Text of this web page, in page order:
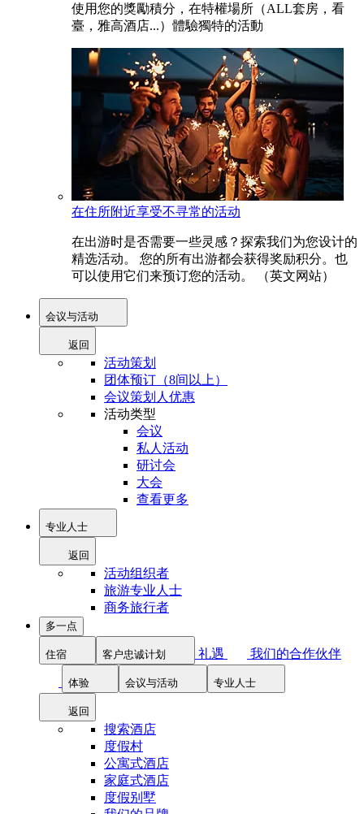
使用您的獎勵積分，在特權場所（ALL套房，看
臺，雅高酒店...）體驗獨特的活動
在住所附近享受不寻常的活动
在出游时是否需要一些灵感？探索我们为您设计的
精选活动。 您的所有出游都会获得奖励积分。也
可以使用它们来预订您的活动。 （英文网站）
会议与活动
返回
活动策划
团体预订（8间以上）
会议策划人优惠
活动类型
会议
私人活动
研讨会
大会
查看更多
专业人士
返回
活动组织者
旅游专业人士
商务旅行者
多一点
住宿 客户忠诚计划 礼遇 我们的合作伙伴
体验 会议与活动 专业人士
返回
搜索酒店
度假村
公寓式酒店
家庭式酒店
度假别墅